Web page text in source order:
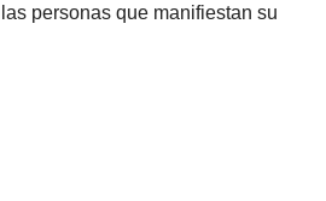
personas que manifiestan su